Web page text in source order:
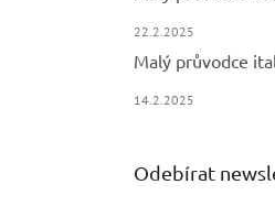
22.2.2025
Malý průvodce
14.2.2025
Odebírat